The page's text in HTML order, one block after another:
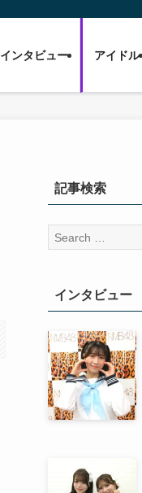
インタビュー アイドル
記事検索
検
索:
インタビュー